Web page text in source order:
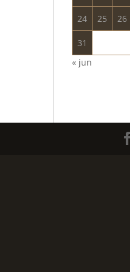
24 25 26
31
« jun